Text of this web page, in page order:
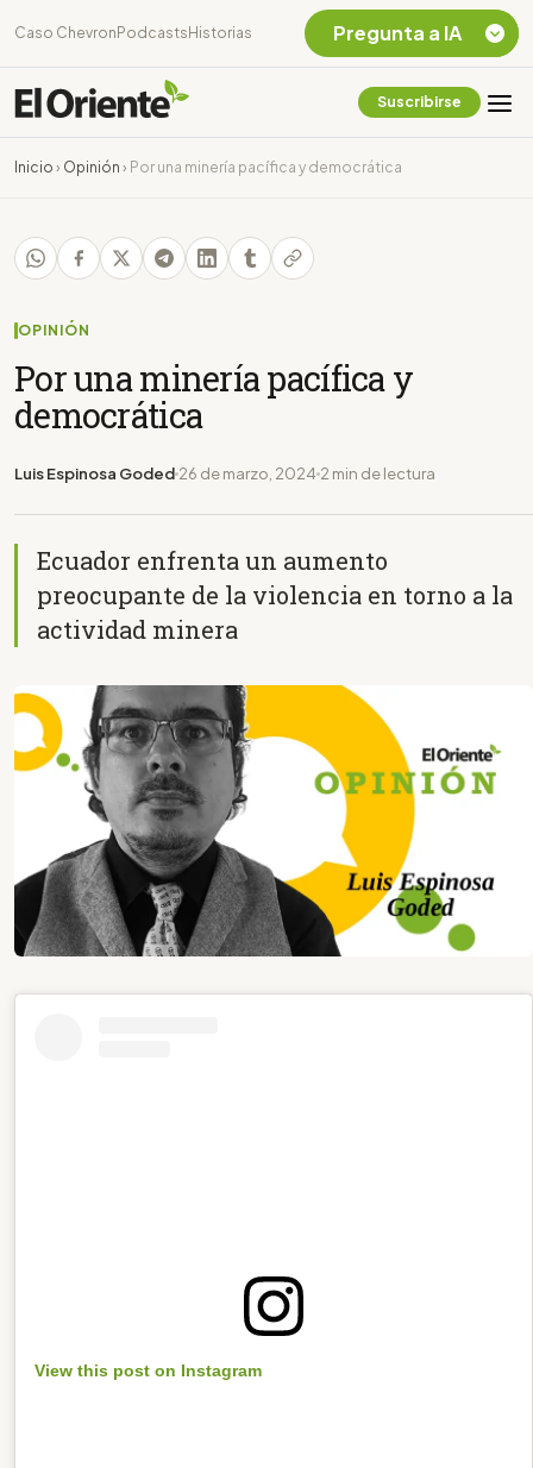
Caso Chevron Podcasts Historias
Suscribirse
Inicio › Opinión › Por una minería pacífica y democrática
OPINIÓN
Por una minería pacífica y
democrática
Luis Espinosa Goded 26 de marzo, 2024 2 min de lectura
Ecuador enfrenta un aumento
preocupante de la violencia en torno a la
actividad minera
View this post on Instagram
Pregunta a IA
Chevron Ecuador